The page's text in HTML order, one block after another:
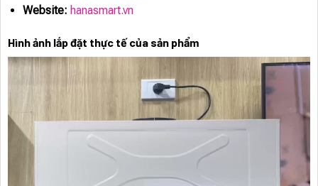
Website: hanasmart.vn
Hình ảnh lắp đặt thực tế của sản phẩm